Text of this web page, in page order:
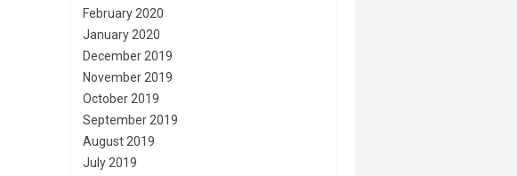
February 2020
January 2020
December 2019
November 2019
October 2019
September 2019
August 2019
July 2019